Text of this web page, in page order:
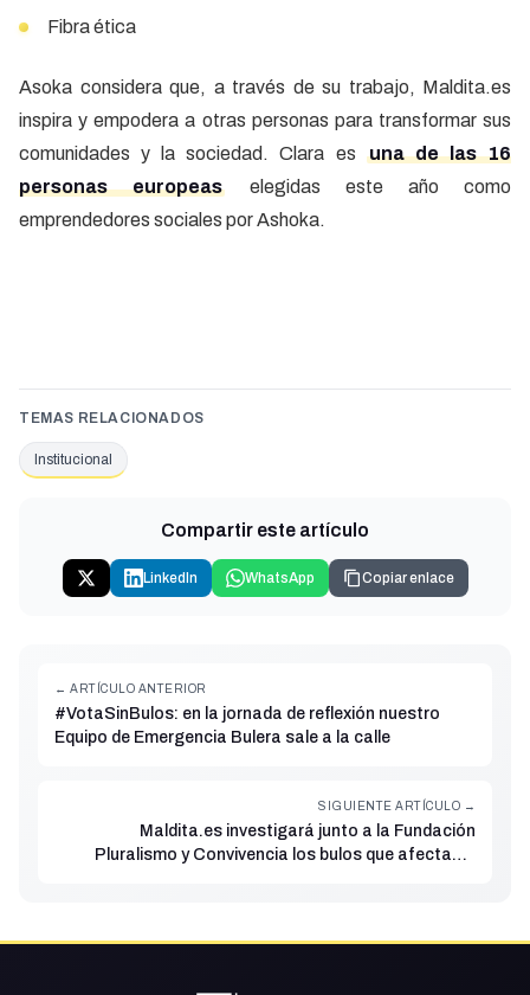
Fibra ética
Asoka considera que, a través de su trabajo, Maldita.es
inspira y empodera a otras personas para transformar sus
comunidades y la sociedad. Clara es
una de las 16
personas europeas
elegidas este año como
emprendedores sociales por Ashoka.
TEMAS RELACIONADOS
Institucional
Compartir este artículo
LinkedIn WhatsApp Copiar enlace
← ARTÍCULO ANTERIOR
#VotaSinBulos: en la jornada de reflexión nuestro
Equipo de Emergencia Bulera sale a la calle
SIGUIENTE ARTÍCULO →
Maldita.es investigará junto a la Fundación
Pluralismo y Convivencia los bulos que afectan a